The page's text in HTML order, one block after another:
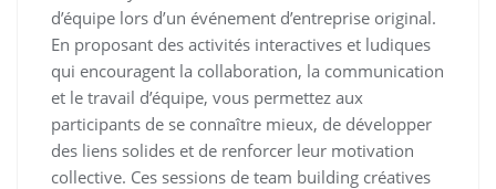
d’équipe lors d’un événement d’entreprise original.
En proposant des activités interactives et ludiques
qui encouragent la collaboration, la communication
et le travail d’équipe, vous permettez aux
participants de se connaître mieux, de développer
des liens solides et de renforcer leur motivation
collective. Ces sessions de team building créatives